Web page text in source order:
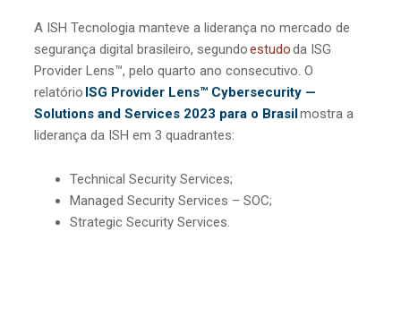
A ISH Tecnologia manteve a liderança no mercado de
segurança digital brasileiro, segundoestudoda ISG
Provider Lens™, pelo quarto ano consecutivo. O
relatório ISG Provider Lens™ Cybersecurity —
Solutions and Services 2023 para o Brasilmostra a
liderança da ISH em 3 quadrantes:
Technical Security Services;
Managed Security Services – SOC;
Strategic Security Services.